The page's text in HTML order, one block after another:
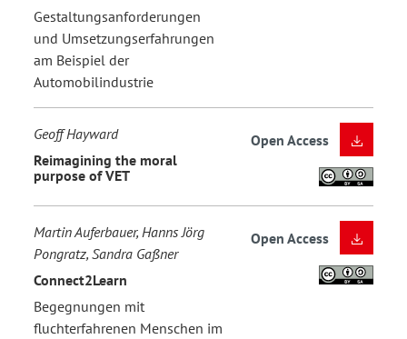
Gestaltungsanforderungen
und Umsetzungserfahrungen
am Beispiel der
Automobilindustrie
Geoff Hayward
Reimagining the moral
purpose of VET
Open Access
Martin Auferbauer, Hanns Jörg
Pongratz, Sandra Gaßner
Connect2Learn
Begegnungen mit
fluchterfahrenen Menschen im
Open Access